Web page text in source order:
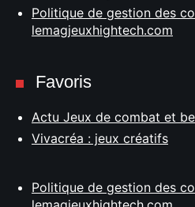
Politique de gestion des
lemagjeuxhightech.com
Favoris
Actu Jeux de combat et
Vivacréa : jeux créatifs
Politique de gestion des